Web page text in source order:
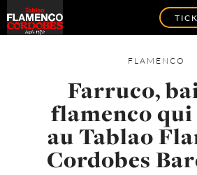
FLAMENCO
Farruco,
flamenco qui
au Tablao
Cordobes